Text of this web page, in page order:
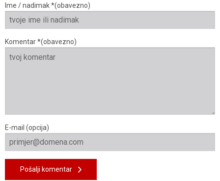
Ime / nadimak *(obavezno)
Komentar *(obavezno)
E-mail (opcija)
Pošalji komentar